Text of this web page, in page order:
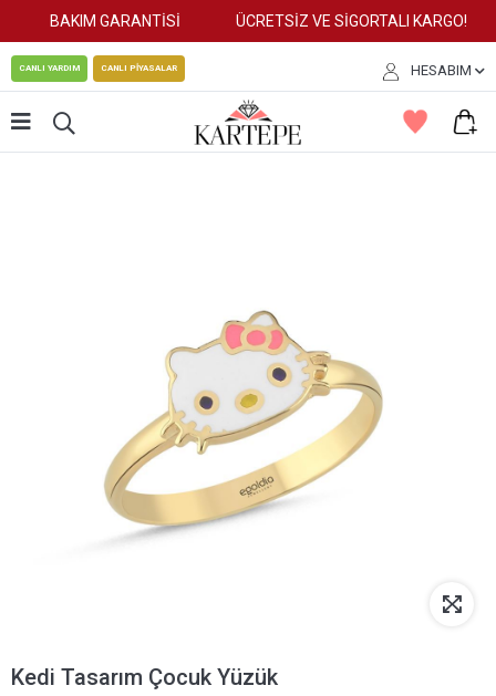
BAKIM GARANTİSİ ÜCRETSİZ VE SİGORTALI KARGO!
CANLI YARDIM CANLI PİYASALAR HESABIM
Kedi Tasarım Çocuk Yüzük